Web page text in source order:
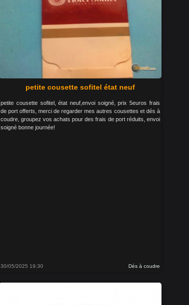
petite cousette sofitel état neuf
petite cousette sofitel, état neuf,envoi soigné, prix 5euros frais
de port offerts, merci de regarder mes autres cousettes et dés à
coudre, groupez vos achats pour des frais de port réduits, envoi
soigné bonne journée!
30/05/2025 19:30 Dés à coudre